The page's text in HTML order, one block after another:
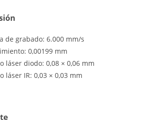
de grabado: 6.000 mm/s
0,00199 mm
láser diodo: 0,08 × 0,06 mm
láser IR: 0,03 × 0,03 mm